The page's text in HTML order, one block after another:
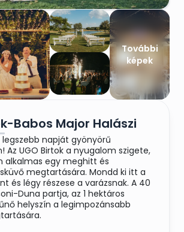
További
képek
Babos Major Halászi
napját gyönyörű
Az UGO Birtok a nyugalom szigete,
alkalmas egy meghitt és
megtartására. Mondd ki itt a
és légy részese a varázsnak. A 40
Duna partja, az 1 hektáros
helyszín a legimpozánsabb